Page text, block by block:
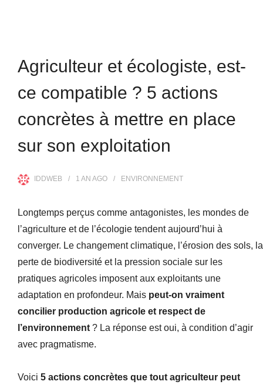
Agriculteur et écologiste, est-
ce compatible ? 5 actions
concrètes à mettre en place
sur son exploitation
IDDWEB 1 AN AGO ENVIRONNEMENT
Longtemps perçus comme antagonistes, les mondes de
l’agriculture et de l’écologie tendent aujourd’hui à
converger. Le changement climatique, l’érosion des sols, la
perte de biodiversité et la pression sociale sur les
pratiques agricoles imposent aux exploitants une
adaptation en profondeur. Mais peut-on vraiment
concilier production agricole et respect de
l’environnement ? La réponse est oui, à condition d’agir
avec pragmatisme.
Voici 5 actions concrètes que tout agriculteur peut